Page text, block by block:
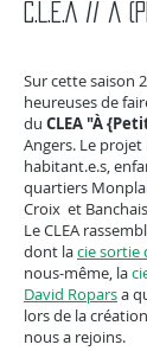
C.L.E.A // À
Sur cette saison
heureuses de
du CLEA "À
Angers. Le
habitant.e.s,
quartiers
Croix et
Le CLEA
dont lacie sortie
nous-même, la
David Roparsa
lors de la
nous a rejoins.